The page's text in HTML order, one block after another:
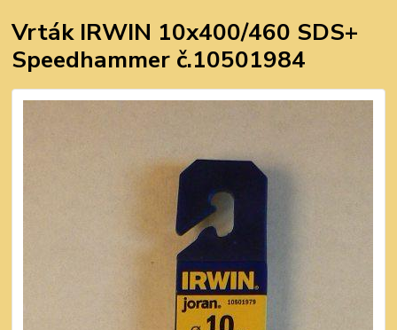
Vrták IRWIN 10x400/460 SDS+
Speedhammer č.10501984